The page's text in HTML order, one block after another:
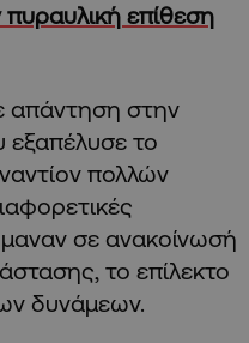
επίθεση
απάντηση στην
εξαπέλυσε το
πολλών
σε ανακοίνωσή
το επίλεκτο
δυνάμεων.